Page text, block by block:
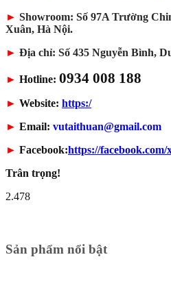
► Showroom: Số 97A Trường
Xuân, Hà Nội.
► Địa chỉ: Số 435 Nguyễn Bình,
► Hotline: 0934 008 188
► Website: https:/
► Email: vutaithuan@gmail.com
► Facebook:https://facebook.com/
Trân trọng!
2.478
Sản phẩm nổi bật